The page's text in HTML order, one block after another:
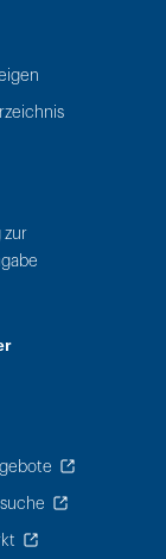
zur